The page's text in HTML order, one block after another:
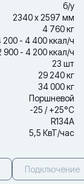
б/у
2340 х 2597 мм
4 760 кг
200 - 4 400 ккал/ч
900 - 4 200 ккал/ч
23 шт
29 240 кг
34 000 кг
Поршневой
-25 / +25°С
R134A
5,5 КвТ/час
Подключение